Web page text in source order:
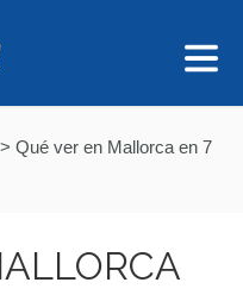
> Qué ver en Mallorca en 7